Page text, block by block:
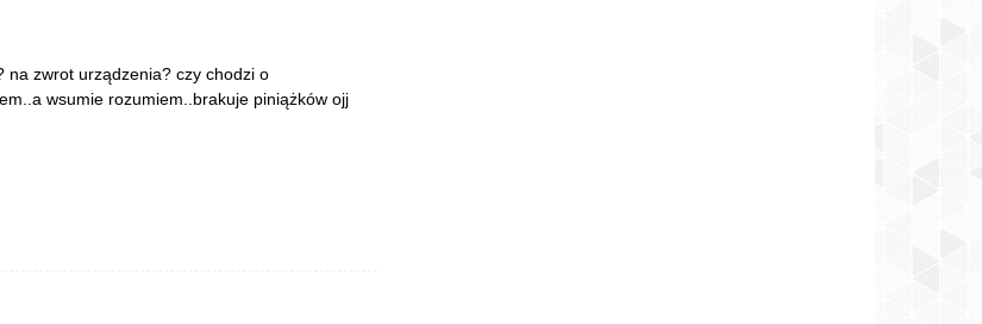
na zwrot urządzenia? czy chodzi o
wsumie rozumiem..brakuje piniążków ojj